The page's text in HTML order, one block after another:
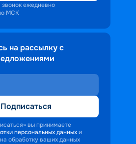
ежедневно
МСК
на рассылку с
Подписаться
вы принимаете
персональных данных и
обработку ваших данных